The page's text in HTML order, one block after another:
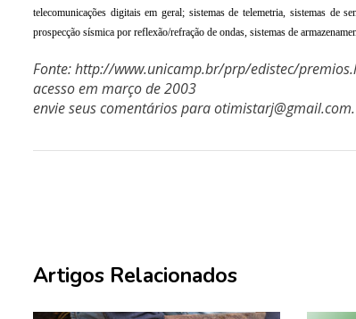
telecomunicações digitais em geral; sistemas de telemetria, sistemas de
prospecção sísmica por reflexão/refração de ondas, sistemas de
Fonte: http://www.unicamp.br/prp/edistec/
acesso em março de 2003
envie seus comentários paraotimistarj@gmail.com.
Artigos Relacionados